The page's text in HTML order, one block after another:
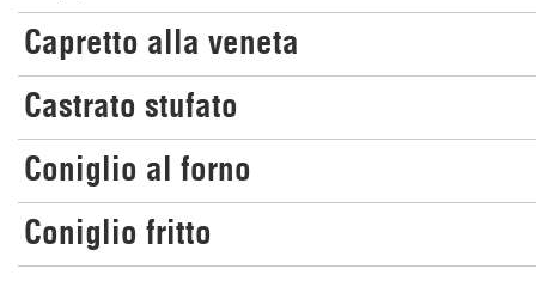
Capretto alla veneta
Castrato stufato
Coniglio al forno
Coniglio fritto